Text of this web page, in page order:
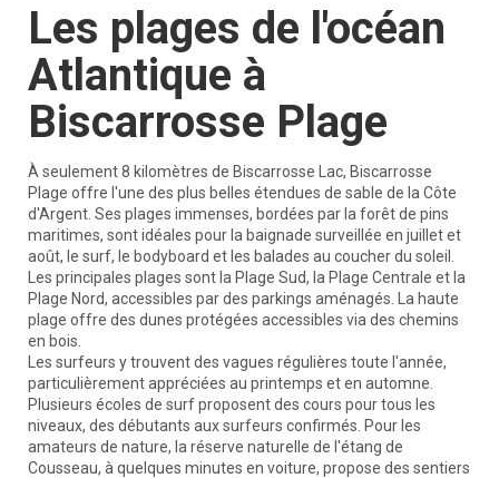
Les plages de l'océan
Atlantique à
Biscarrosse Plage
À seulement 8 kilomètres de Biscarrosse Lac, Biscarrosse
Plage offre l'une des plus belles étendues de sable de la Côte
d'Argent. Ses plages immenses, bordées par la forêt de pins
maritimes, sont idéales pour la baignade surveillée en juillet et
août, le surf, le bodyboard et les balades au coucher du soleil.
Les principales plages sont la Plage Sud, la Plage Centrale et la
Plage Nord, accessibles par des parkings aménagés. La haute
plage offre des dunes protégées accessibles via des chemins
en bois.
Les surfeurs y trouvent des vagues régulières toute l'année,
particulièrement appréciées au printemps et en automne.
Plusieurs écoles de surf proposent des cours pour tous les
niveaux, des débutants aux surfeurs confirmés. Pour les
amateurs de nature, la réserve naturelle de l'étang de
Cousseau, à quelques minutes en voiture, propose des sentiers